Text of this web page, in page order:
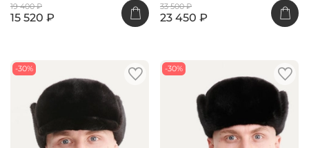
19 400 ₽
15 520 ₽
33 500 ₽
23 450 ₽
-30% -30%